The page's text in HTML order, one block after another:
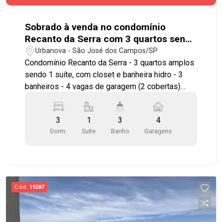
Sobrado à venda no condomínio
Recanto da Serra com 3 quartos sendo
1 suíte - 244 m² - Urbanova - SJC
Urbanova - São José dos Campos/SP
Condomínio Recanto da Serra - 3 quartos amplos
sendo 1 suíte, com closet e banheira hidro - 3
banheiros - 4 vagas de garagem (2 cobertas)
sala de TV, sala de jantar e sala de estar -
Cozinha com copa com armários planejados -
Churrasqueira Gourmet com coifa - Piscina
elétrico - Ar condicionado na sala e na suíte -
Portaria 24 horas com identificação e controle de
acesso fácil *** Estuda Permuta com
Apartamento, terrenos em condomínio e outros
3
Dorm.
1
Suite
3
Banho
4
Garagens
Cód. 19287